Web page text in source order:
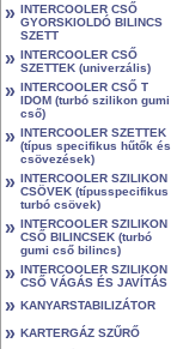
» INTERCOOLER CSŐ
GYORSKIOLDÓ BILINCS
SZETT
» INTERCOOLER CSŐ
SZETTEK (univerzális)
» INTERCOOLER CSŐ T
IDOM (turbó szilikon gumi
cső)
» INTERCOOLER SZETTEK
(típus specifikus hűtők és
csövezések)
» INTERCOOLER SZILIKON
CSÖVEK (típusspecifikus
turbó csövek)
» INTERCOOLER SZILIKON
CSŐ BILINCSEK (turbó
gumi cső bilincs)
» INTERCOOLER SZILIKON
CSŐ VÁGÁS ÉS JAVÍTÁS
» KANYARSTABILIZÁTOR
» KARTERGÁZ SZŰRŐ